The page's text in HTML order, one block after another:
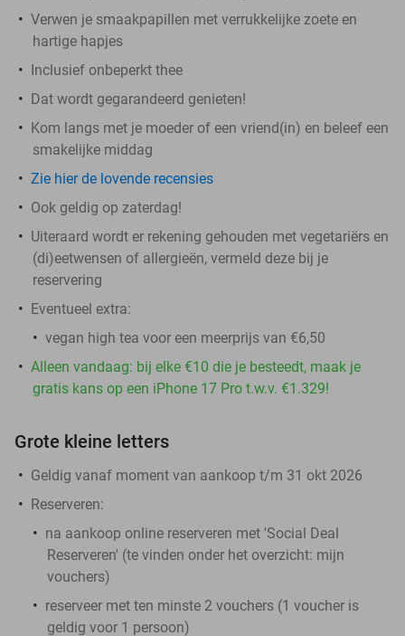
Verwen je smaakpapillen met verrukkelijke zoete en
hartige hapjes
Inclusief onbeperkt thee
Dat wordt gegarandeerd genieten!
Kom langs met je moeder of een vriend(in) en beleef een
smakelijke middag
Zie hier de lovende recensies
Ook geldig op zaterdag!
Uiteraard wordt er rekening gehouden met vegetariërs en
(di)eetwensen of allergieën, vermeld deze bij je
reservering
Eventueel extra:
vegan high tea voor een meerprijs van €6,50
Alleen vandaag: bij elke €10 die je besteedt, maak je
gratis kans op een iPhone 17 Pro t.w.v. €1.329!
Grote kleine letters
Geldig vanaf moment van aankoop t/m 31 okt 2026
Reserveren:
na aankoop online reserveren met 'Social Deal
Reserveren' (te vinden onder het overzicht: mijn
vouchers)
reserveer met ten minste 2 vouchers (1 voucher is
geldig voor 1 persoon)